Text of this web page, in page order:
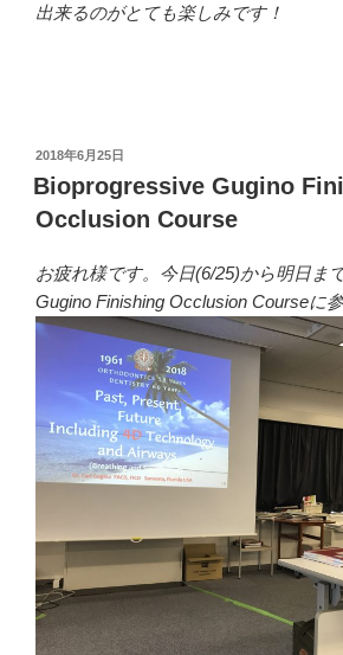
出来るのがとても楽しみです！
投
稿
日:
2018年6月25日
Bioprogressive Gugino
Occlusion Course
お疲れ様です。今日(6/25)から明日ま
Gugino Finishing Occlusion Courseに